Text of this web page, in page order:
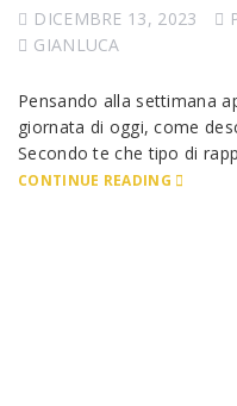
DICEMBRE 13, 2023
GIANLUCA
Pensando alla settimana
giornata di oggi, come
Secondo te che tipo di
CONTINUE READING